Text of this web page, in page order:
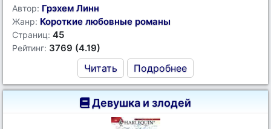
Автор: Грэхем Линн
Жанр: Короткие любовные романы
Страниц: 45
Рейтинг: 3769 (4.19)
Читать Подробнее
Девушка и злодей